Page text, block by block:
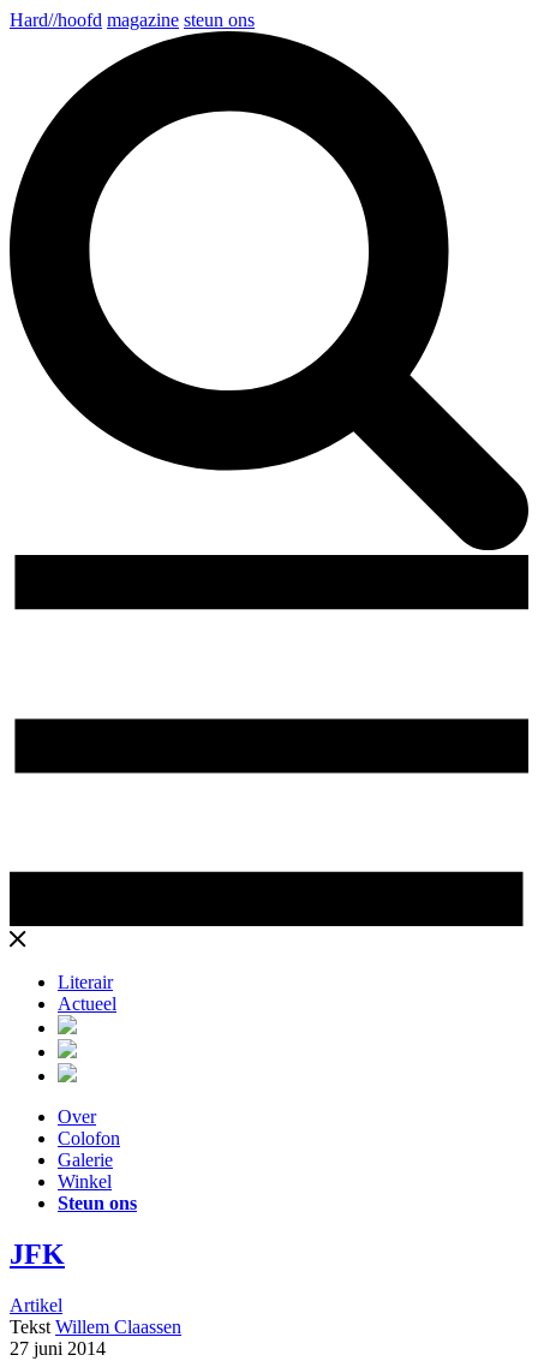
Hard//hoofd magazine steun ons
Literair
Actueel
Over
Colofon
Galerie
Winkel
Steun ons
JFK
Artikel
Tekst Willem Claassen
27 juni 2014